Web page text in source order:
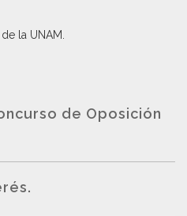
la UNAM
de Oposición